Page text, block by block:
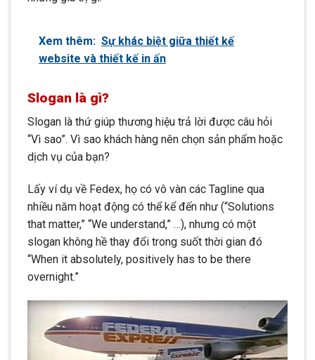
Xem thêm: Sự khác biệt giữa thiết kế
website và thiết kế in ấn
Slogan là gì?
Slogan là thứ giúp thương hiệu trả lời được câu hỏi
“Vì sao”. Vì sao khách hàng nên chọn sản phẩm hoặc
dịch vụ của bạn?
Lấy ví dụ về Fedex, họ có vô vàn các Tagline qua
nhiều năm hoạt động có thể kể đến như (“Solutions
that matter,” “We understand,” …), nhưng có một
slogan không hề thay đổi trong suốt thời gian đó
“When it absolutely, positively has to be there
overnight.”